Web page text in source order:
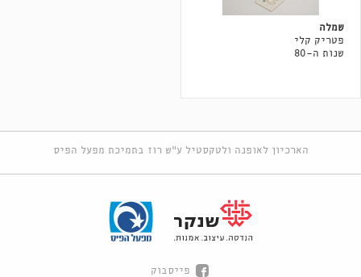
שמלה
פטריק קלי
שנות ה-80
הארכיון לאופנה ולטקסטיל ע"ש רוז בתמיכת מפעל הפיס
פייסבוק